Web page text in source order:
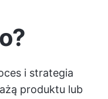
i strategia
produktu lub